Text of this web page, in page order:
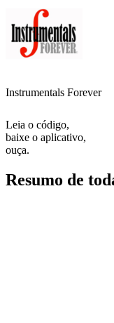
Instrumentals Forever
Leia o código,
baixe o aplicativo,
ouça.
Resumo de